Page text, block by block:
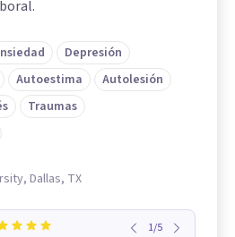
Depresión
Autoestima
Autolesión
Traumas
Dallas, TX
1/5